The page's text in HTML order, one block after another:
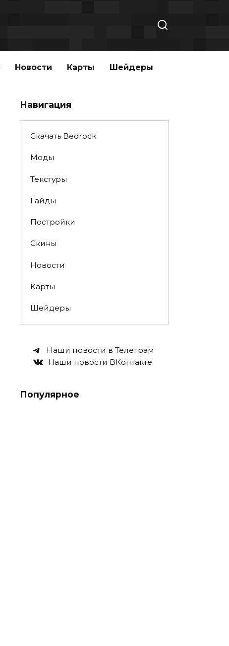
Новости Карты Шейдеры
Навигация
Скачать Bedrock
Моды
Текстуры
Гайды
Постройки
Скины
Новости
Карты
Шейдеры
Наши новости в Телеграм
Наши новости ВКонтакте
Популярное